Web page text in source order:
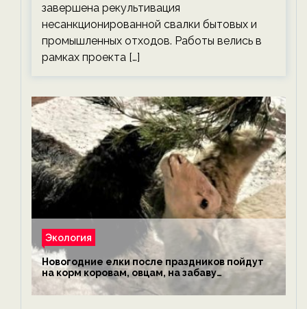
завершена рекультивация
несанкционированной свалки бытовых и
промышленных отходов. Работы велись в
рамках проекта […]
Экология
Новогодние елки после праздников пойдут
на корм коровам, овцам, на забаву
обезьянам, львам и леопардам — новости
экологии на ECOportal